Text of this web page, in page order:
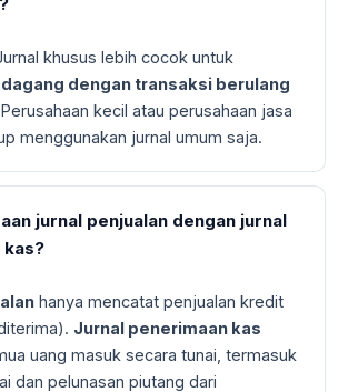
khusus lebih cocok untuk
dengan transaksi berulang
kecil atau perusahaan jasa
menggunakan jurnal umum saja.
jurnal penjualan dengan jurnal
kas?
hanya mencatat penjualan kredit
Jurnal penerimaan kas
uang masuk secara tunai, termasuk
dan pelunasan piutang dari